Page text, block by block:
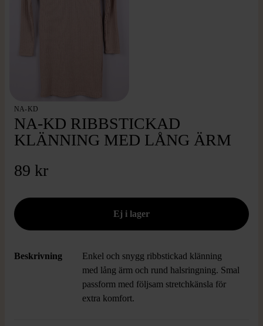
NA-KD
NA-KD RIBBSTICKAD
KLÄNNING MED LÅNG ÄRM
89 kr
Beskrivning
Enkel och snygg ribbstickad klänning
med lång ärm och rund halsringning. Smal
passform med följsam stretchkänsla för
extra komfort.